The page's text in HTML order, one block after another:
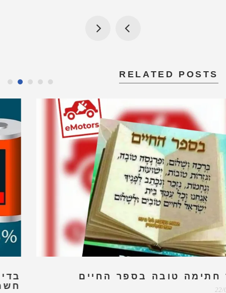
RELATED POSTS
גמר חתימה טובה בספר החיים
22/09/2023